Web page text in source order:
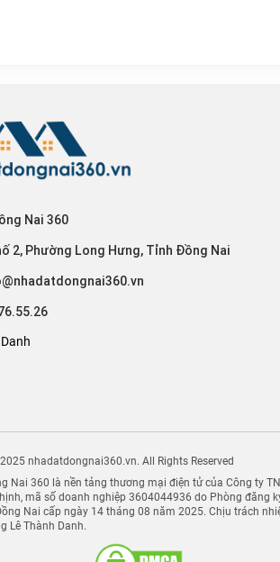
Nai 360
2, Phường Long Hưng, Tỉnh Đồng Nai
nhadatdongnai360.vn. All Rights Reserved
Nai 360 là nền tảng thương mại điện tử của Công ty
mã số doanh nghiệp 3604044936 do Phòng đăng
Nai cấp ngày 14 tháng 08 năm 2025. Chịu trách
Lê Thành Danh.